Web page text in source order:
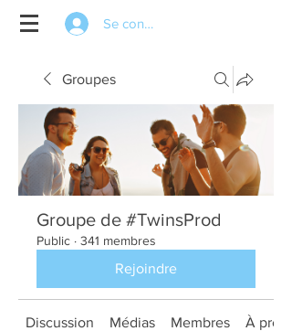
Se connecter
Groupes
Groupe de #TwinsProd
Public · 341 membres
Rejoindre
Discussion Médias Membres À